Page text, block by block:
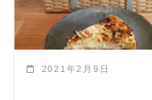
2021年2月9日